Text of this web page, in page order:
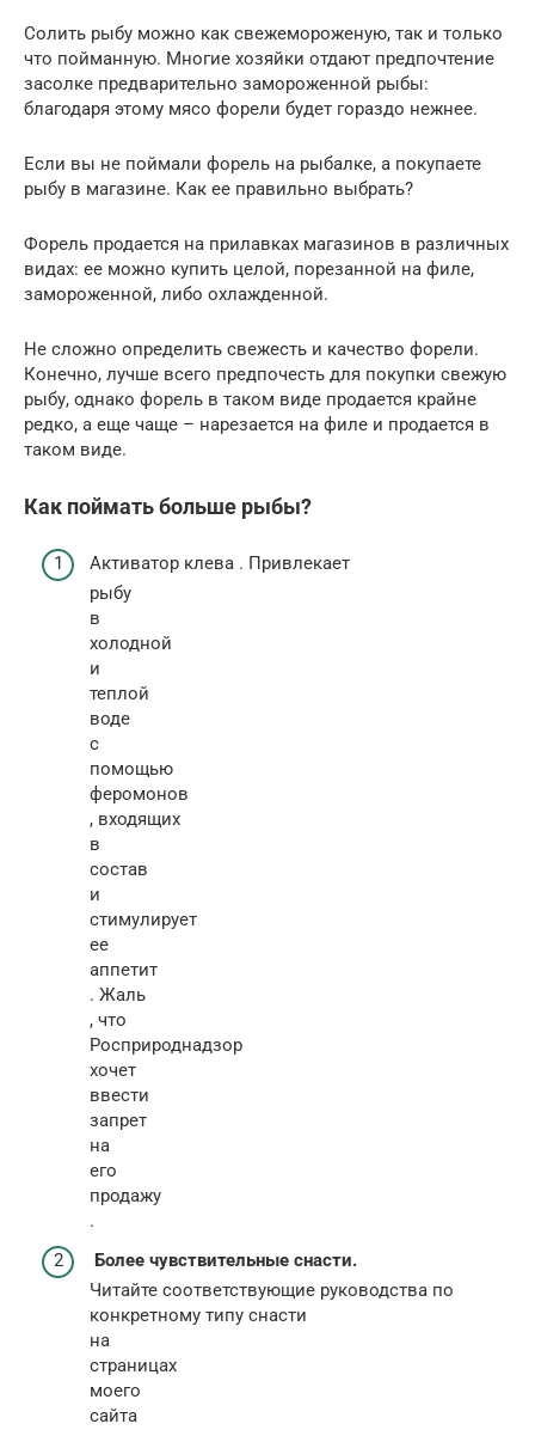
Солить рыбу можно как свежемороженую, так и только
что пойманную. Многие хозяйки отдают предпочтение
засолке предварительно замороженной рыбы:
благодаря этому мясо форели будет гораздо нежнее.
Если вы не поймали форель на рыбалке, а покупаете
рыбу в магазине. Как ее правильно выбрать?
Форель продается на прилавках магазинов в различных
видах: ее можно купить целой, порезанной на филе,
замороженной, либо охлажденной.
Не сложно определить свежесть и качество форели.
Конечно, лучше всего предпочесть для покупки свежую
рыбу, однако форель в таком виде продается крайне
редко, а еще чаще – нарезается на филе и продается в
таком виде.
Как поймать больше рыбы?
Активатор клева . Привлекает
рыбу
в
холодной
и
теплой
воде
с
помощью
феромонов
, входящих
в
состав
и
стимулирует
ее
аппетит
. Жаль
, что
Росприроднадзор
хочет
ввести
запрет
на
его
продажу
.
Более чувствительные снасти.
Читайте соответствующие руководства по
конкретному типу снасти
на
страницах
моего
сайта